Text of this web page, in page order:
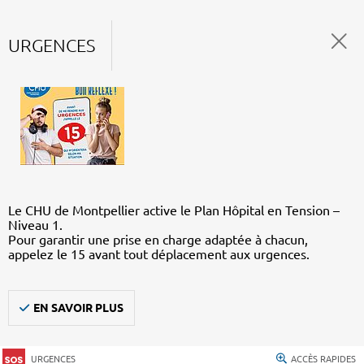
URGENCES
Le CHU de Montpellier active le Plan Hôpital en Tension –
Niveau 1.
Pour garantir une prise en charge adaptée à chacun,
appelez le 15 avant tout déplacement aux urgences.
EN SAVOIR PLUS
URGENCES ACCÈS RAPIDES